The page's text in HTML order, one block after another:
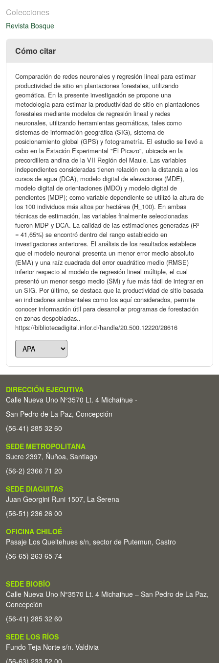
Colecciones
Revista Bosque
Cómo citar
Comparación de redes neuronales y regresión lineal para estimar
productividad de sitio en plantaciones forestales, utilizando
geomática. En la presente investigación se propone una
metodología para estimar la productividad de sitio en plantaciones
forestales mediante modelos de regresión lineal y redes
neuronales, utilizando herramientas geomáticas, tales como
sistemas de información geográfica (SIG), sistema de
posicionamiento global (GPS) y fotogrametría. El estudio se llevó a
cabo en la Estación Experimental "El Picazo", ubicada en la
precordillera andina de la VII Región del Maule. Las variables
independientes consideradas tienen relación con la distancia a los
cursos de agua (DCA), modelo digital de elevaciones (MDE),
modelo digital de orientaciones (MDO) y modelo digital de
pendientes (MDP); como variable dependiente se utilizó la altura de
los 100 individuos más altos por hectárea (H_100). En ambas
técnicas de estimación, las variables finalmente seleccionadas
fueron MDP y DCA. La calidad de las estimaciones generadas (R²
= 41,65%) se encontró dentro del rango establecido en
investigaciones anteriores. El análisis de los resultados establece
que el modelo neuronal presenta un menor error medio absoluto
(EMA) y una raíz cuadrada del error cuadrático medio (RMSE)
inferior respecto al modelo de regresión lineal múltiple, el cual
presentó un menor sesgo medio (SM) y fue más fácil de integrar en
un SIG. Por último, se destaca que la productividad de sitio basada
en indicadores ambientales como los aquí considerados, permite
conocer información útil para desarrollar programas de forestación
en zonas despobladas..
https://bibliotecadigital.infor.cl/handle/20.500.12220/28616
DIRECCIÓN EJECUTIVA
Calle Nueva Uno N°3570 Lt. 4 Michaihue -
San Pedro de La Paz, Concepción
(56-41) 285 32 60
SEDE METROPOLITANA
Sucre 2397, Ñuñoa, Santiago
(56-2) 2366 71 20
SEDE DIAGUITAS
Juan Georgini Runi 1507, La Serena
(56-51) 236 26 00
OFICINA CHILOÉ
Pasaje Los Queltehues s/n, sector de Putemun, Castro
(56-65) 263 65 74
SEDE BIOBÍO
Calle Nueva Uno N°3570 Lt. 4 Michaihue – San Pedro de La Paz,
Concepción
(56-41) 285 32 60
SEDE LOS RÍOS
Fundo Teja Norte s/n. Valdivia
(56-63) 233 52 00